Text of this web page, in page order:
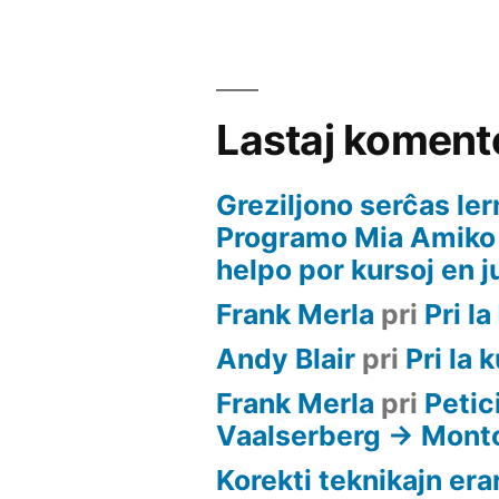
Lastaj
Greziljono serĉas
Programo Mia Amiko
helpo por kursoj en
Frank Merla pri Pri
Andy Blair pri Pri la
Frank Merla pri
Vaalserberg ->
Korekti teknikajn